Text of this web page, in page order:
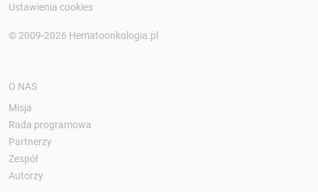
Ustawienia cookies
© 2009-2026 Hematoonkologia.pl
O NAS
Misja
Rada programowa
Partnerzy
Zespół
Autorzy